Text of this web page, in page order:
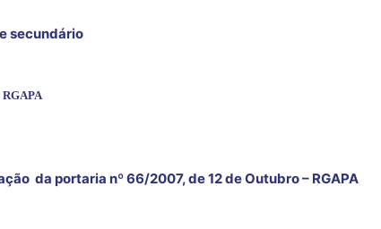
secundário
RGAPA
da portaria nº 66/2007, de 12 de Outubro – RGAPA